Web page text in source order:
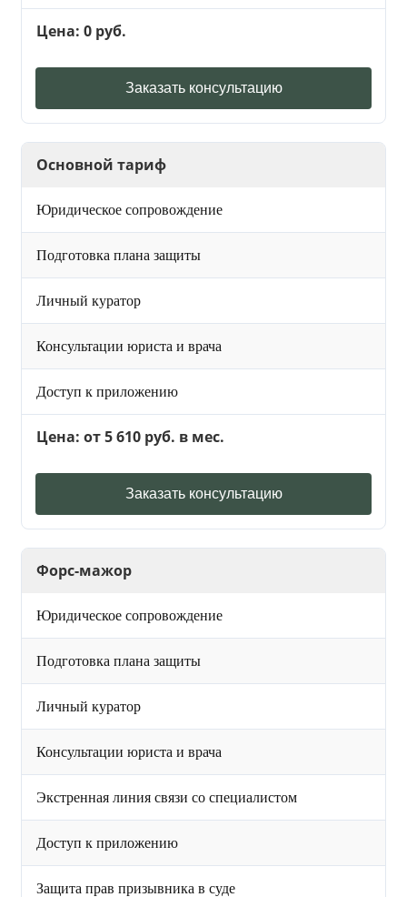
Цена: 0 руб.
Заказать консультацию
Основной тариф
Юридическое сопровождение
Подготовка плана защиты
Личный куратор
Консультации юриста и врача
Доступ к приложению
Цена: от 5 610 руб. в мес.
Заказать консультацию
Форс-мажор
Юридическое сопровождение
Подготовка плана защиты
Личный куратор
Консультации юриста и врача
Экстренная линия связи со специалистом
Доступ к приложению
Защита прав призывника в суде